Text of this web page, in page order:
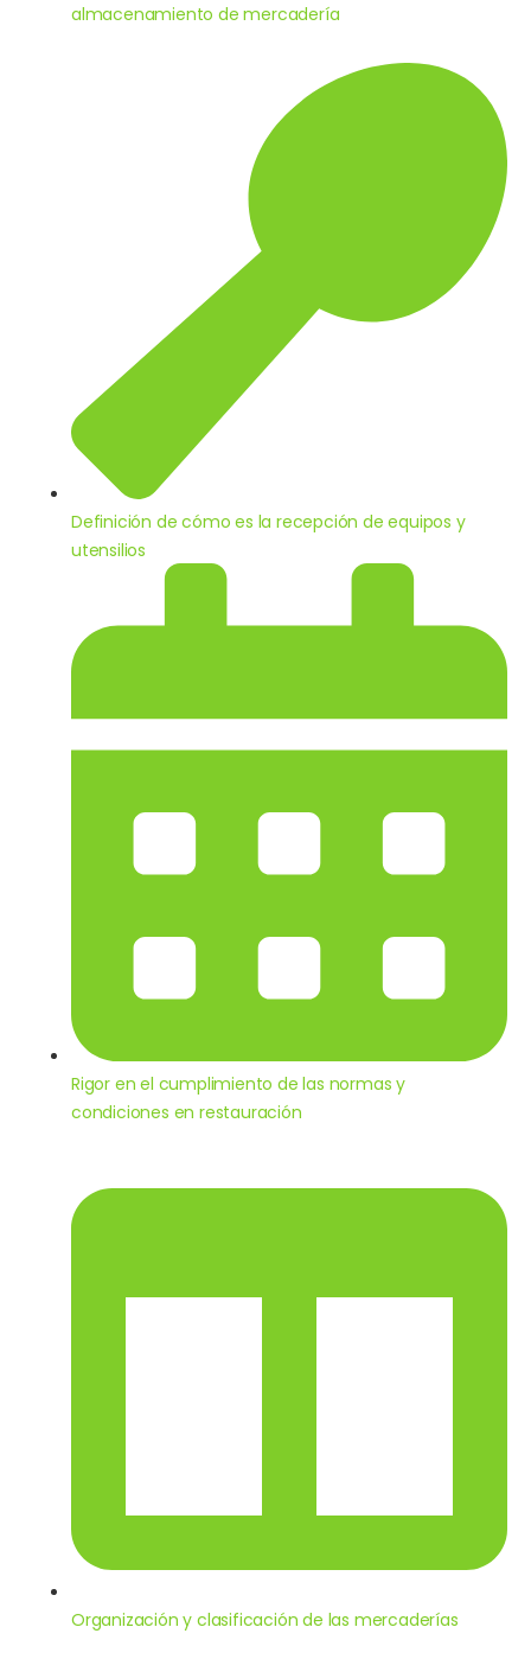
almacenamiento de mercadería
Definición de cómo es la recepción de equipos y
utensilios
Rigor en el cumplimiento de las normas y
condiciones en restauración
Organización y clasificación de las mercaderías